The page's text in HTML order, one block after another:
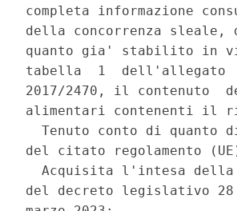
completa informazione
della concorrenza
quanto gia' stabilito in
tabella  1  dell'allegato
2017/2470, il contenuto
alimentari contenenti il
Tenuto conto di quanto
del citato regolamento
Acquisita l'intesa
del decreto legislativo